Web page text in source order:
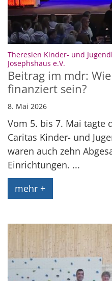
Theresien Kinder- und
Josephshaus e.V.
Beitrag im mdr:
finanziert sein?
8. Mai 2026
Vom 5. bis 7. Mai tagte
Caritas Kinder- und
waren auch zehn
Einrichtungen. ...
mehr +